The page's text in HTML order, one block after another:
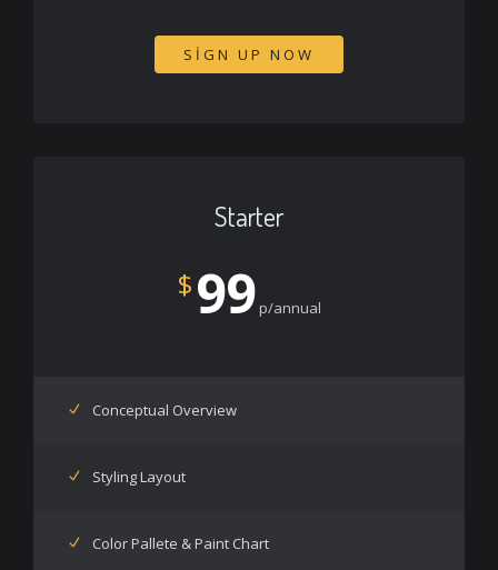
SIGN UP NOW
Starter
$99p/annual
Conceptual Overview
Styling Layout
Color Pallete & Paint Chart